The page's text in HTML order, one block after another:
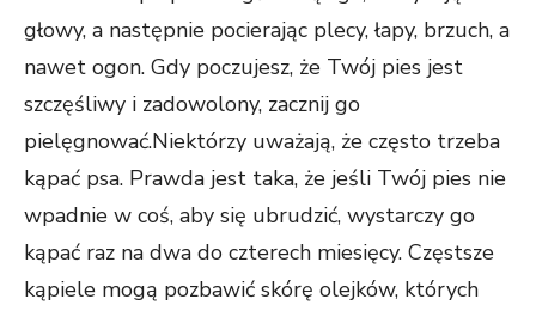
głowy, a następnie pocierając plecy, łapy, brzuch, a
nawet ogon. Gdy poczujesz, że Twój pies jest
szczęśliwy i zadowolony, zacznij go
pielęgnować.Niektórzy uważają, że często trzeba
kąpać psa. Prawda jest taka, że ​​jeśli Twój pies nie
wpadnie w coś, aby się ubrudzić, wystarczy go
kąpać raz na dwa do czterech miesięcy. Częstsze
kąpiele mogą pozbawić skórę olejków, których